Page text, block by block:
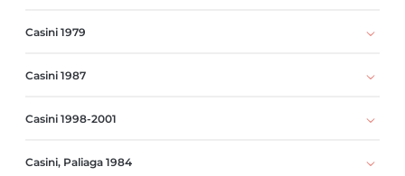
Casini 1979
Casini 1987
Casini 1998-2001
Casini, Paliaga 1984